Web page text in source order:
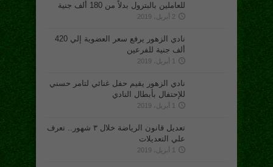
للعاملين بالبترول بدلاً من 180 ألف جنية
2 أبريل، 2019
نادي الزهور يرفع سعر العضوية إلي 420
ألف جنية للفرعين
1 أبريل، 2019
نادي الزهور يقيم حفل غنائي لتامر حسني
للإحتفال بأبطال النادي
1 أبريل، 2019
تعديل قانون الرياضة خلال ٣ شهور.. تعرف
علي التعديلات
1 أبريل، 2019